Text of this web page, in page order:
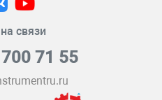
связи
71 55